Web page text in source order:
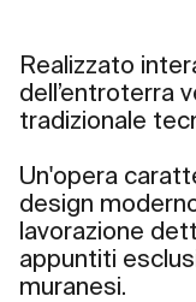
Realizzato
dell’entroterra
tradizionale
Un'opera
design
lavorazione
appuntiti
muranesi.